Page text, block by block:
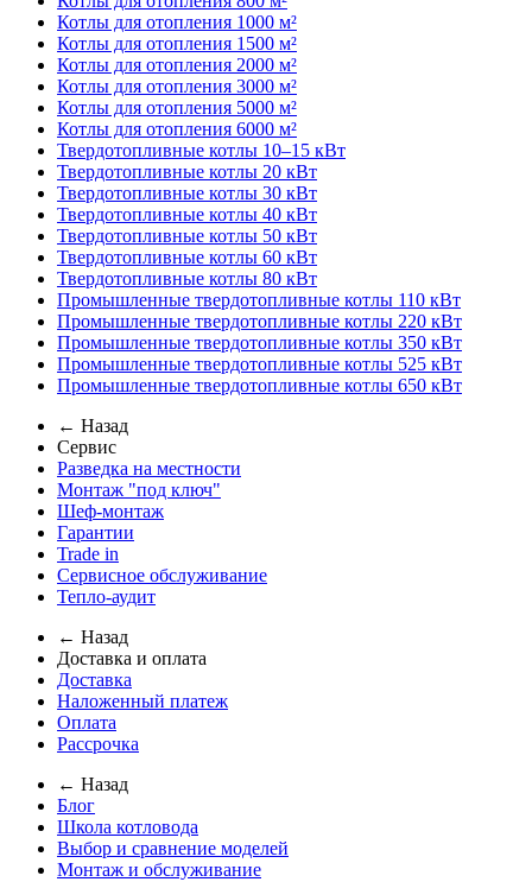
Котлы для отопления 1000 м²
Котлы для отопления 1500 м²
Котлы для отопления 2000 м²
Котлы для отопления 3000 м²
Котлы для отопления 5000 м²
Котлы для отопления 6000 м²
Твердотопливные котлы 10–15 кВт
Твердотопливные котлы 20 кВт
Твердотопливные котлы 30 кВт
Твердотопливные котлы 40 кВт
Твердотопливные котлы 50 кВт
Твердотопливные котлы 60 кВт
Твердотопливные котлы 80 кВт
Промышленные твердотопливные котлы 110 кВт
Промышленные твердотопливные котлы 220 кВт
Промышленные твердотопливные котлы 350 кВт
Промышленные твердотопливные котлы 525 кВт
Промышленные твердотопливные котлы 650 кВт
← Назад
Сервис
Разведка на местности
Монтаж "под ключ"
Шеф-монтаж
Гарантии
Trade in
Сервисное обслуживание
Тепло-аудит
← Назад
Доставка и оплата
Доставка
Наложенный платеж
Оплата
Рассрочка
← Назад
Блог
Школа котловода
Выбор и сравнение моделей
Монтаж и обслуживание